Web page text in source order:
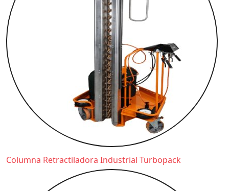
Columna Retractiladora Industrial Turbopack